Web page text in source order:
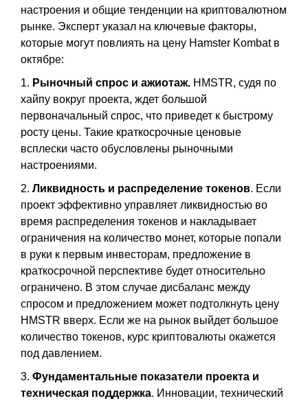
настроения и общие тенденции на криптовалютном
рынке. Эксперт указал на ключевые факторы,
которые могут повлиять на цену Hamster Kombat в
октябре:
1. Рыночный спрос и ажиотаж. HMSTR, судя по
хайпу вокруг проекта, ждет большой
первоначальный спрос, что приведет к быстрому
росту цены. Такие краткосрочные ценовые
всплески часто обусловлены рыночными
настроениями.
2. Ликвидность и распределение токенов. Если
проект эффективно управляет ликвидностью во
время распределения токенов и накладывает
ограничения на количество монет, которые попали
в руки к первым инвесторам, предложение в
краткосрочной перспективе будет относительно
ограничено. В этом случае дисбаланс между
спросом и предложением может подтолкнуть цену
HMSTR вверх. Если же на рынок выйдет большое
количество токенов, курс криптовалюты окажется
под давлением.
3. Фундаментальные показатели проекта и
техническая поддержка. Инновации, технический